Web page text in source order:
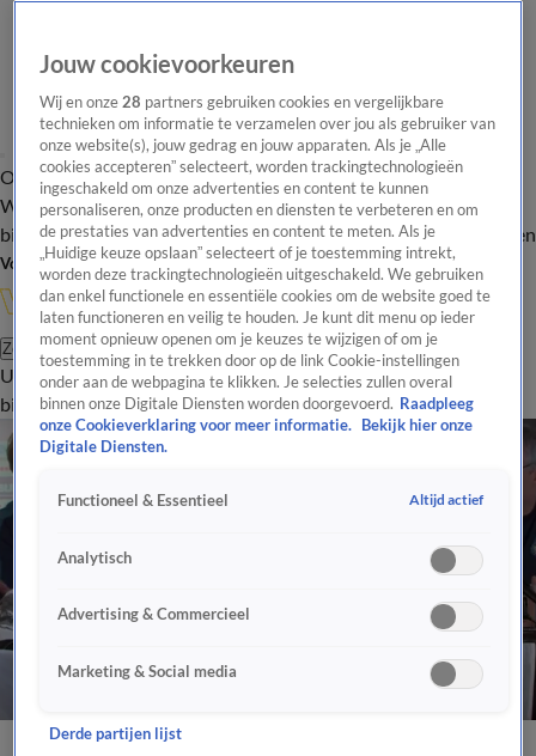
Overzicht Onze programma's Uitzendingen Onze gezichten
In de
WandelgangenInterviewsUitzending
bijwonenPodcastShopVeelgestelde vragenKijkersvraag insturen
Volg Vandaag Inside
Zoeken
UitzendingenVandaag InsideDe OranjezomerShopUitzending
bijwonen
Jouw cookievoorkeuren
Wij en onze28 partners gebruiken cookies en vergelijkbare
technieken om informatie te verzamelen over jou als gebruiker van
onze website(s), jouw gedrag en jouw apparaten. Als je „Alle
cookies accepteren” selecteert, worden trackingtechnologieën
ingeschakeld om onze advertenties en content te kunnen
personaliseren, onze producten en diensten te verbeteren en om
de prestaties van advertenties en content te meten. Als je
„Huidige keuze opslaan” selecteert of je toestemming intrekt,
worden deze trackingtechnologieën uitgeschakeld. We gebruiken
dan enkel functionele en essentiële cookies om de website goed te
laten functioneren en veilig te houden. Je kunt dit menu op ieder
moment opnieuw openen om je keuzes te wijzigen of om je
toestemming in te trekken door op de link Cookie-instellingen
onder aan de webpagina te klikken. Je selecties zullen overal
binnen onze Digitale Diensten worden doorgevoerd. Raadpleeg
onze Cookieverklaring voor meer informatie.
Bekijk hier onze
Digitale Diensten.
Functioneel & Essentieel Altijd actief
Analytisch
Advertising & Commercieel
Marketing & Social media
Derde partijen lijst